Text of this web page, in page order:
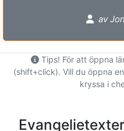
av
Tips! För att öppna
(shift+click). Vill du öppna
kryssa i